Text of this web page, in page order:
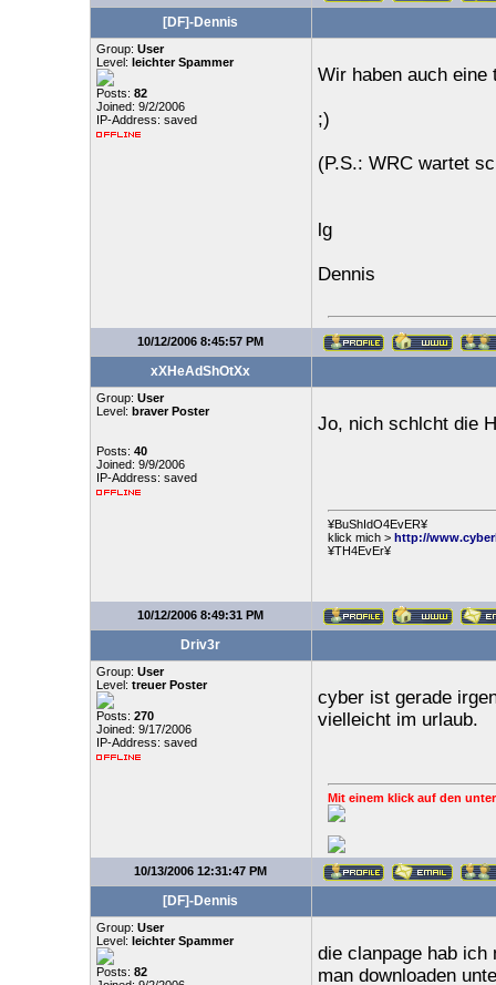
[DF]-Dennis
Group: User
Level: leichter Spammer
Posts: 82
Joined: 9/2/2006
IP-Address: saved
Wir haben auch
;)
(P.S.: WRC wartet
lg
Dennis
10/12/2006 8:45:57 PM
xXHeAdShOtXx
Group: User
Level: braver Poster
Posts: 40
Joined: 9/9/2006
IP-Address: saved
Jo, nich schlcht die
¥BuShIdO4EvER¥
klick mich > http://
¥TH4EvEr¥
10/12/2006 8:49:31 PM
Driv3r
Group: User
Level: treuer Poster
Posts: 270
Joined: 9/17/2006
IP-Address: saved
cyber ist gerade
vielleicht im urlaub.
Mit einem klick auf den
10/13/2006 12:31:47 PM
[DF]-Dennis
Group: User
Level: leichter Spammer
Posts: 82
die clanpage hab
man downloaden